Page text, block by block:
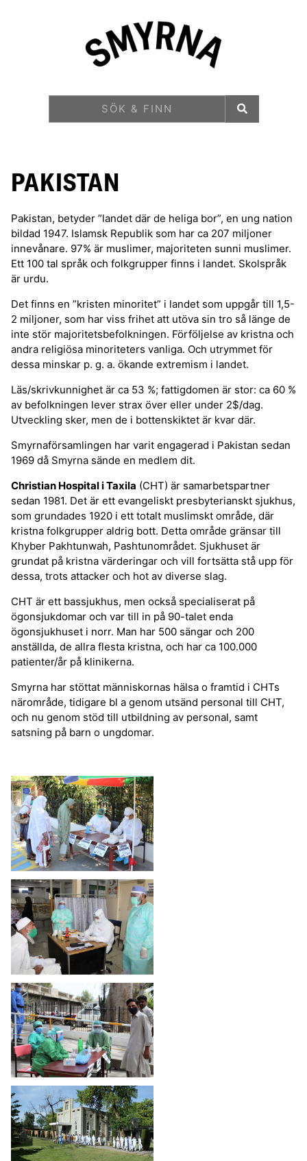
PAKISTAN
Pakistan, betyder ”landet där de heliga bor”, en ung nation
bildad 1947. Islamsk Republik som har ca 207 miljoner
innevånare. 97% är muslimer, majoriteten sunni muslimer.
Ett 100 tal språk och folkgrupper finns i landet. Skolspråk
är urdu.
Det finns en ”kristen minoritet” i landet som uppgår till 1,5-
2 miljoner, som har viss frihet att utöva sin tro så länge de
inte stör majoritetsbefolkningen. Förföljelse av kristna och
andra religiösa minoriteters vanliga. Och utrymmet för
dessa minskar p. g. a. ökande extremism i landet.
Läs/skrivkunnighet är ca 53 %; fattigdomen är stor: ca 60 %
av befolkningen lever strax över eller under 2$/dag.
Utveckling sker, men de i bottenskiktet är kvar där.
Smyrnaförsamlingen har varit engagerad i Pakistan sedan
1969 då Smyrna sände en medlem dit.
Christian Hospital i Taxila (CHT) är samarbetspartner
sedan 1981. Det är ett evangeliskt presbyterianskt sjukhus,
som grundades 1920 i ett totalt muslimskt område, där
kristna folkgrupper aldrig bott. Detta område gränsar till
Khyber Pakhtunwah, Pashtunområdet. Sjukhuset är
grundat på kristna värderingar och vill fortsätta stå upp för
dessa, trots attacker och hot av diverse slag.
CHT är ett bassjukhus, men också specialiserat på
ögonsjukdomar och var till in på 90-talet enda
ögonsjukhuset i norr. Man har 500 sängar och 200
anställda, de allra flesta kristna, och har ca 100.000
patienter/år på klinikerna.
Smyrna har stöttat människornas hälsa o framtid i CHTs
närområde, tidigare bl a genom utsänd personal till CHT,
och nu genom stöd till utbildning av personal, samt
satsning på barn o ungdomar.